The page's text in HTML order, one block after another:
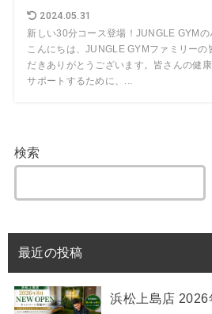
2024.05.31
新しい30分コース登場！JUNGLE GYM
こんにちは、JUNGLE GYMファミリーの
だきありがとうございます。皆さんの健
サポートするために、...
検索
最近の投稿
浜松上島店